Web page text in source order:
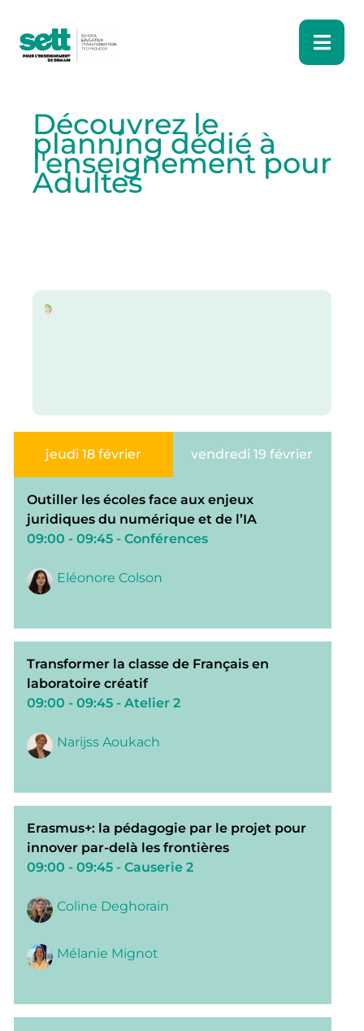
Découvrez le
planning dédié à
l'enseignement pour
Adultes
jeudi 18 février vendredi 19 février
Outiller les écoles face aux enjeux
juridiques du numérique et de l’IA
09:00 - 09:45 - Conférences
Eléonore Colson
Transformer la classe de Français en
laboratoire créatif
09:00 - 09:45 - Atelier 2
Narijss Aoukach
Erasmus+: la pédagogie par le projet pour
innover par-delà les frontières
09:00 - 09:45 - Causerie 2
Coline Deghorain
Mélanie Mignot